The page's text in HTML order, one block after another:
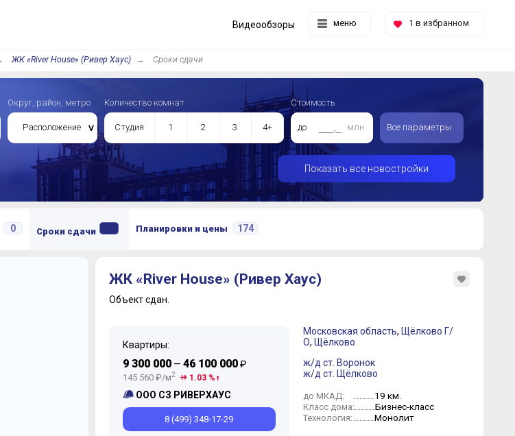
меню 1 в избранном
Видеообзоры
ЖК «River House» (Ривер Хаус) Сроки сдачи
Округ, район, метро
Расположение
Количество комнат
Студия 1 2 3 4+
Стоимость
до млн. Все параметры
Показать все новостройки
0 Сроки сдачи Планировки и цены 174
ЖК «River House» (Ривер Хаус)
Объект сдан.
Квартиры:
9 300 000— 46 100 000₽
145 560 ₽/м2 + 1.03 %
ООО СЗ РИВЕРХАУС
8 (499) 348-17-29
Московская область, Щёлково Г/
О, Щёлково
ж/д ст. Воронок
ж/д ст. Щёлково
до МКАД: 19 км.
Класс дома: Бизнес-класс
Технология: Монолит